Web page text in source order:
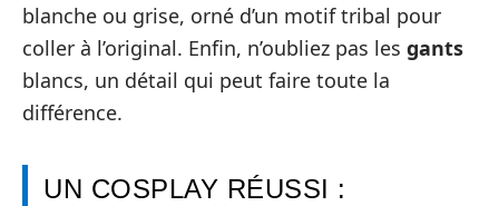
blanche ou grise, orné d’un motif tribal pour
coller à l’original. Enfin, n’oubliez pas les gants
blancs, un détail qui peut faire toute la
différence.
UN COSPLAY RÉUSSI :